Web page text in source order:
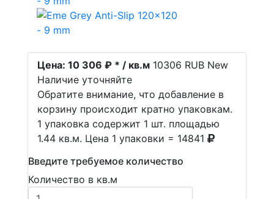
Цена: 10 306 ₽ * / кв.м 10306 RUB New
Наличие уточняйте
Обратите внимание, что добавление в
корзину происходит кратно упаковкам.
1 упаковка содержит 1 шт. площадью
1.44 кв.м. Цена 1 упаковки = 14841
Введите требуемое количество
Количество в кв.м